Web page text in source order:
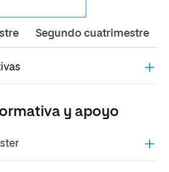
Segundo cuatrimestre
y apoyo